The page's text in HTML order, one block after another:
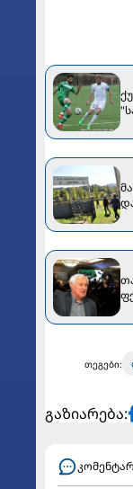
თეგები:
გაზიარება: